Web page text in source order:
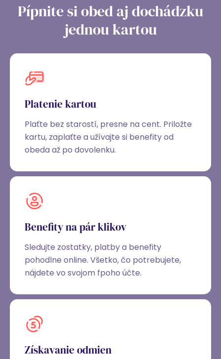
Pípnite si obed aj dochádzku
jednou kartou
Platenie kartou
Plaťte bez starostí, presne na cent. Priložte
kartu, zaplaťte a užívajte si benefity od
obeda až po dovolenku.
Benefity na pár klikov
Sledujte zostatky, platby a benefity
pohodlne online. Všetko, čo potrebujete,
nájdete vo svojom fpoho účte.
Získavanie odmien